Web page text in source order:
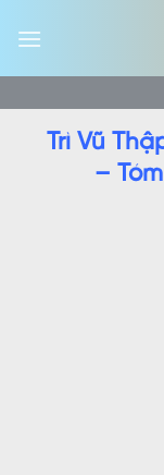
Trì Vũ
–